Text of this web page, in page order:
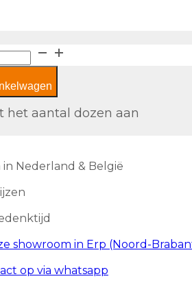
het aantal dozen aan
Nederland & België
showroom in Erp (Noord-
op via whatsapp